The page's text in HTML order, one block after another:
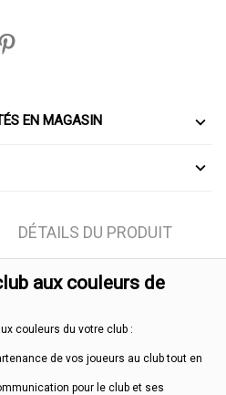
EN MAGASIN
DÉTAILS DU PRODUIT
aux couleurs de
couleurs du votre club :
de vos joueurs au club tout en
pour le club et ses